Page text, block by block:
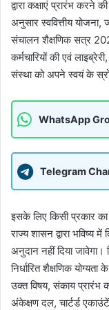
द्वारा कक्षाएं प्रारंभ
अनुसार स्ववित्तीय
संचालन शैक्षणिक सत्र
कर्मचारियों की एवं
संस्था को अपने स्वयं के
WhatsApp
Telegram
इसके लिए किसी प्रकार का
राज्य शासन द्वारा भविष्य
अनुदान नहीं दिया जावेगा।
निर्धारित शैक्षणिक
उक्त विषय, संकाय प्रारंभ
अंकेक्षण दल, चार्टर्ड